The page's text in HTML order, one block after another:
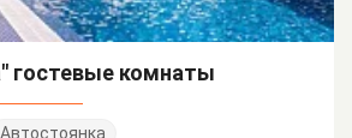
гостевые комнаты
Автостоянка